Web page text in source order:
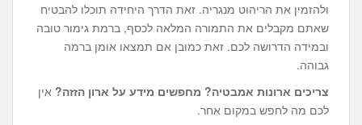
ולהזמין את הריהוט מנגריה. זאת הדרך היחידה תוכלו להבטיח
שאתם מקבלים את התמורה המלאה לכסף, ברמת גימור טובה
ובמידה הדרושה לכם. זאת כמובן אם תמצאו אומן ברמה
גבוהה.
צריכים ארונות אמבטיה? מחפשים מידע על ארון הזזה? אין
לכם מה לחפש במקום אחר.